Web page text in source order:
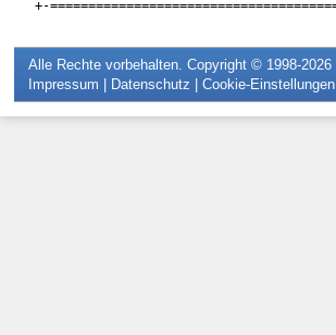
Alle Rechte vorbehalten. Copyright © 1998-2026
Impressum | Datenschutz | Cookie-Einstellungen